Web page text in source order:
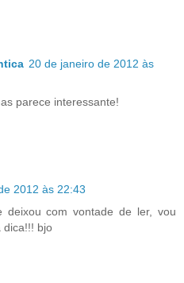
20 de janeiro de 2012 às
parece interessante!
2012 às 22:43
deixou com vontade de ler, vou
dica!!! bjo